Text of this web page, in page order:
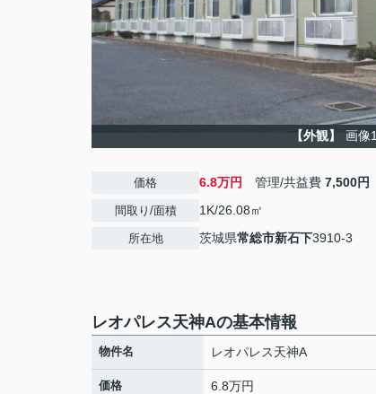
【外観】 画像1
価格 6.8万円 管理/共益費 7,500円
間取り/面積 1K/26.08㎡
所在地 茨城県常総市新石下3910-3
レオパレス天神Aの基本情報
物件名 レオパレス天神A
価格 6.8万円